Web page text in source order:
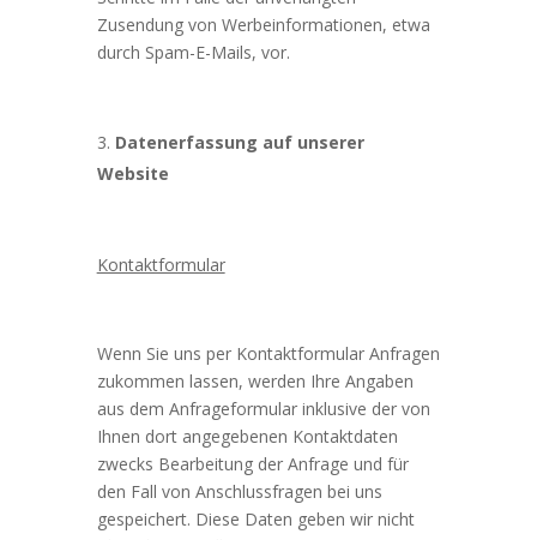
Zusendung von Werbeinformationen, etwa
durch Spam-E-Mails, vor.
Datenerfassung auf unserer
Website
Kontaktformular
Wenn Sie uns per Kontaktformular Anfragen
zukommen lassen, werden Ihre Angaben
aus dem Anfrageformular inklusive der von
Ihnen dort angegebenen Kontaktdaten
zwecks Bearbeitung der Anfrage und für
den Fall von Anschlussfragen bei uns
gespeichert. Diese Daten geben wir nicht